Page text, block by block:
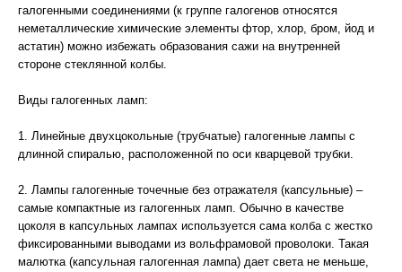
галогенными соединениями (к группе галогенов относятся
неметаллические химические элементы фтор, хлор, бром, йод и
астатин) можно избежать образования сажи на внутренней
стороне стеклянной колбы.
Виды галогенных ламп:
1. Линейные двухцокольные (трубчатые) галогенные лампы c
длинной спиралью, расположенной по оси кварцевой трубки.
2. Лампы галогенные точечные без отражателя (капсульные) –
самые компактные из галогенных ламп. Обычно в качестве
цоколя в капсульных лампах используется сама колба с жестко
фиксированными выводами из вольфрамовой проволоки. Такая
малютка (капсульная галогенная лампа) дает света не меньше,